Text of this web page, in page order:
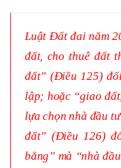
Luật Đất đai năm
đất, cho thuê đất
đất” (Điều 125)
lập; hoặc “giao
lựa chọn nhà đầu
đất” (Điều 126)
bằng” mà “nhà